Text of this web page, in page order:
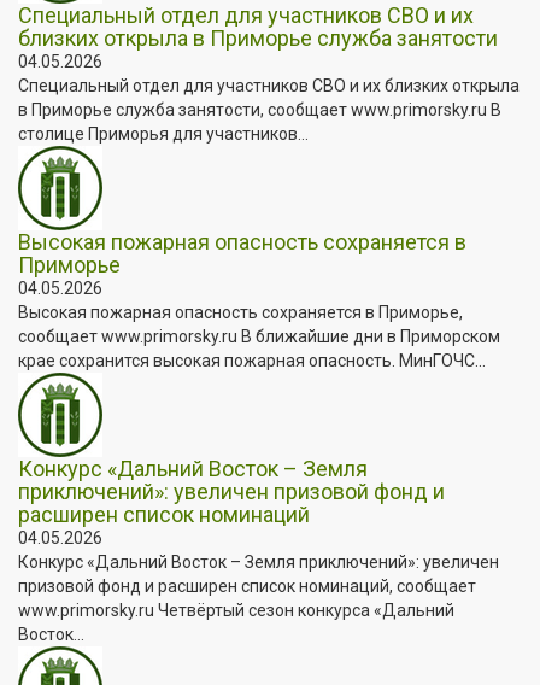
Специальный отдел для участников СВО и их
близких открыла в Приморье служба занятости
04.05.2026
Специальный отдел для участников СВО и их близких открыла
в Приморье служба занятости, сообщает www.primorsky.ru В
столице Приморья для участников...
Высокая пожарная опасность сохраняется в
Приморье
04.05.2026
Высокая пожарная опасность сохраняется в Приморье,
сообщает www.primorsky.ru В ближайшие дни в Приморском
крае сохранится высокая пожарная опасность. МинГОЧС...
Конкурс «Дальний Восток – Земля
приключений»: увеличен призовой фонд и
расширен список номинаций
04.05.2026
Конкурс «Дальний Восток – Земля приключений»: увеличен
призовой фонд и расширен список номинаций, сообщает
www.primorsky.ru Четвёртый сезон конкурса «Дальний
Восток...